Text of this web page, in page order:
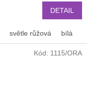
DETAIL
světle růžová bílá
Kód: 1115/ORA